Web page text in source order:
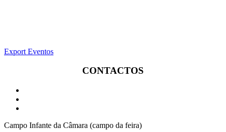
Export Eventos
CONTACTOS
Campo Infante da Câmara (campo da feira)